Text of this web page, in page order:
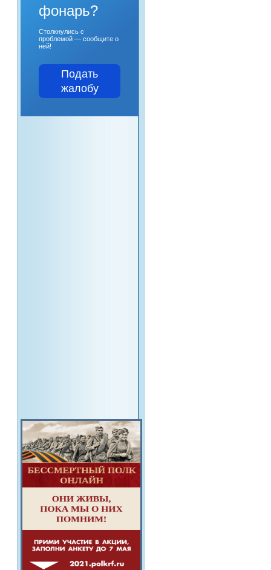
фонарь?
Столкнулись с
проблемой — сообщите о
ней!
Подать
жалобу